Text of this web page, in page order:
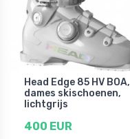
Head Edge 85 HV BOA,
dames skischoenen,
lichtgrijs
400 EUR